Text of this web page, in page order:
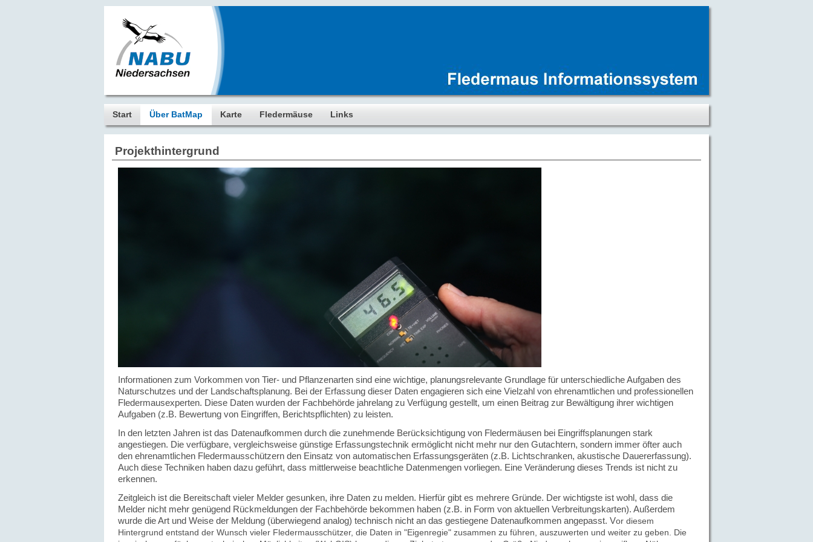
Start Über BatMap Karte Fledermäuse Links
Projekthintergrund
Informationen zum Vorkommen von Tier- und Pflanzenarten sind eine wichtige, planungs­relevante Grundlage für unterschiedliche Aufgaben des
Naturschutzes und der Landschafts­planung. Bei der Erfassung dieser Daten engagieren sich eine Vielzahl von ehren­amtlichen und professionellen
Fledermausexperten. Diese Daten wurden der Fachbehörde jahrelang zu Verfügung gestellt, um einen Beitrag zur Bewältigung ihrer wichtigen
Aufgaben (z.B. Bewertung von Eingriffen, Berichtspflichten) zu leisten.
In den letzten Jahren ist das Datenaufkommen durch die zunehmende Berücksichtigung von Fledermäusen bei Eingriffsplanungen stark
angestiegen. Die verfügbare, vergleichsweise günstige Erfassungstechnik ermöglicht nicht mehr nur den Gutachtern, sondern immer öfter auch
den ehrenamtlichen Fledermausschützern den Einsatz von automatischen Erfassungsgeräten (z.B. Lichtschranken, akustische Dauererfassung).
Auch diese Techniken haben dazu geführt, dass mittlerweise beachtliche Datenmengen vorliegen. Eine Veränderung dieses Trends ist nicht zu
erkennen.
Zeitgleich ist die Bereitschaft vieler Melder gesunken, ihre Daten zu melden. Hierfür gibt es mehrere Gründe. Der wichtigste ist wohl, dass die
Melder nicht mehr genügend Rückmeldungen der Fachbehörde bekommen haben (z.B. in Form von aktuellen Verbreitungskarten). Außerdem
wurde die Art und Weise der Meldung (überwiegend analog) technisch nicht an das gestiegene Datenaufkommen angepasst. Vor diesem
Hintergrund entstand der Wunsch vieler Fledermausschützer, die Daten in "Eigenregie" zusammen zu führen, auszuwerten und weiter zu geben. Die